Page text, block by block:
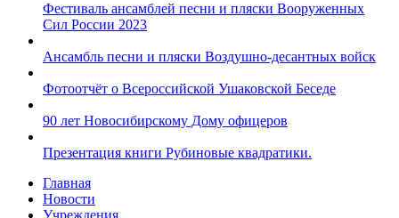
Фестиваль ансамблей песни и пляски Вооруженных
Сил России 2023
Ансамбль песни и пляски Воздушно-десантных войск
Фотоотчёт о Всероссийской Ушаковской Беседе
90 лет Новосибирскому Дому офицеров
Презентация книги Рубиновые квадратики.
Главная
Новости